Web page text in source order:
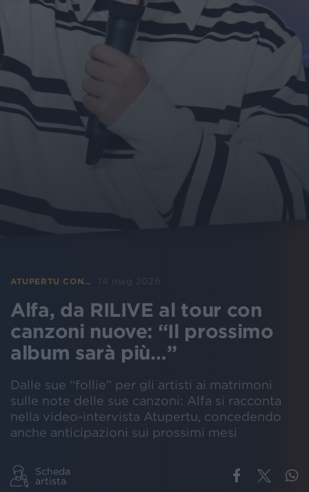
ATUPERTU CON... 14 mag 2026
Alfa, da RILIVE al tour con
canzoni nuove: “Il prossimo
album sarà più…”
Dalle sue “follie” per gli artisti ai matrimoni
sulle note delle sue canzoni: Alfa si racconta
nella video-intervista Atupertu, concedendo
anche anticipazioni sui prossimi mesi
Scheda
artista